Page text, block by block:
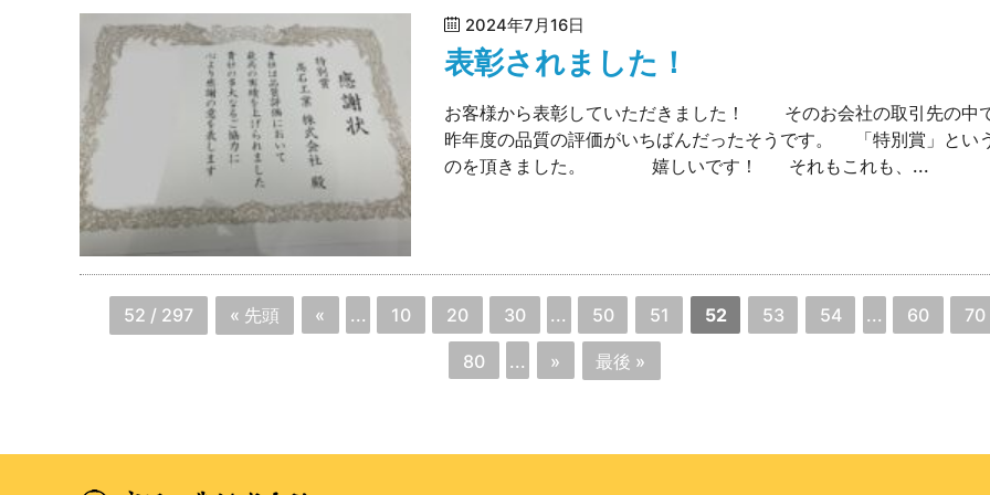
2024年7月16日
表彰されました！
お客様から表彰していただきました！ そのお会社の取引先の中で
昨年度の品質の評価がいちばんだったそうです。 「特別賞」とい
のを頂きました。 嬉しいです！ それもこれも、...
52 / 297 « 先頭 « ... 10 20 30 ... 50 51 52 53 54 ... 60 70
80 ... » 最後 »